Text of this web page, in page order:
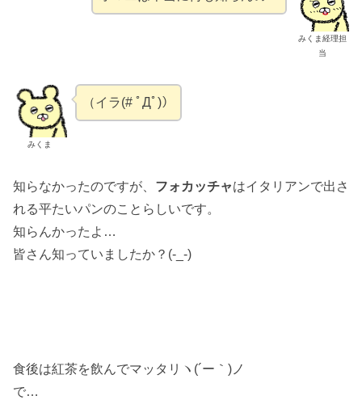
みくま経理担
当
みくま
（イラ(# ﾟДﾟ)）
知らなかったのですが、 フォカッチャはイタリアンで出さ
れる平たいパンのことらしいです。
知らんかったよ…
皆さん知っていましたか？(-_-)
食後は紅茶を飲んでマッタリヽ(´ー｀)ノ
で…